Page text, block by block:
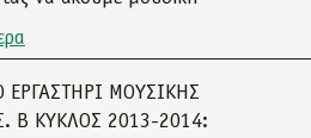
ΕΡΓΑΣΤΗΡΙ ΜΟΥΣΙΚΗΣ
Β ΚΥΚΛΟΣ 2013-2014: